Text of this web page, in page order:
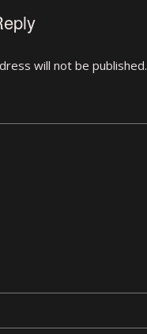
will not be published.